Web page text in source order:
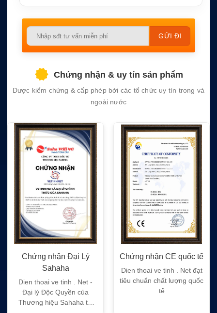
Please
empty.
Chứng nhận & uy tín sản phẩm
Được kiểm chứng & cấp phép bởi các tổ chức uy tín trong và
ngoài nước
Chứng nhận CE quốc tế
Dien thoai ve tinh . Net đạt
tiêu chuẩn chất lượng quốc
tế
Chứng nhận FC quốc tế
Dien thoai ve tinh . Net đạt
tiêu chuẩn chất lượng quốc